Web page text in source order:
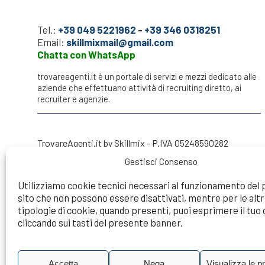
Gestisci Consenso
Utilizziamo cookie tecnici necessari al funzionamento del
sito che non possono essere disattivati, mentre per le
tipologie di cookie, quando presenti, puoi esprimere il tuo
cliccando sui tasti del presente banner.
Tel.: +39 049 5221962 - +39 346 0318251
Email: skillmixmail@gmail.com
Chatta con WhatsApp
trovareagenti.it è un portale di servizi e mezzi dedicato alle
aziende che effettuano attività di recruiting diretto, ai
recruiter e agenzie.
TrovareAgenti.it by Skillmix - P.IVA 05248590282
Try to make a search...